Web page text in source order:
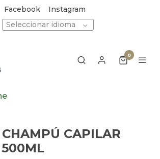
Facebook
Instagram
Seleccionar idioma
0
CAPILAR